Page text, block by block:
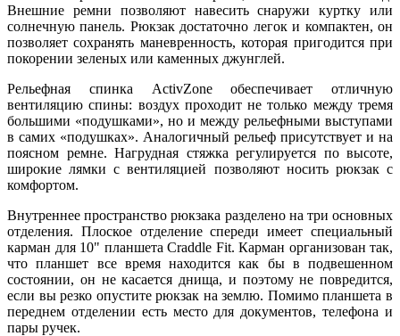
Внешние ремни позволяют навесить снаружи куртку или
солнечную панель. Рюкзак достаточно легок и компактен, он
позволяет сохранять маневренность, которая пригодится при
покорении зеленых или каменных джунглей.
Рельефная спинка ActivZone обеспечивает отличную
вентиляцию спины: воздух проходит не только между тремя
большими «подушками», но и между рельефными выступами
в самих «подушках». Аналогичный рельеф присутствует и на
поясном ремне. Нагрудная стяжка регулируется по высоте,
широкие лямки с вентиляцией позволяют носить рюкзак с
комфортом.
Внутреннее пространство рюкзака разделено на три основных
отделения. Плоское отделение спереди имеет специальный
карман для 10" планшета Craddle Fit. Карман организован так,
что планшет все время находится как бы в подвешенном
состоянии, он не касается днища, и поэтому не повредится,
если вы резко опустите рюкзак на землю. Помимо планшета в
переднем отделении есть место для документов, телефона и
пары ручек.